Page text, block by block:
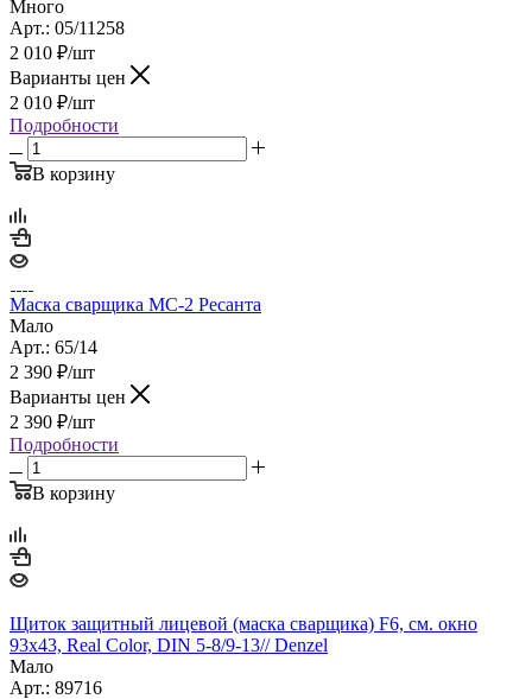
Много
Арт.: 05/11258
2 010 ₽/шт
Варианты цен
2 010 ₽/шт
Подробности
В корзину
Маска сварщика МС-2 Ресанта
Мало
Арт.: 65/14
2 390 ₽/шт
Варианты цен
2 390 ₽/шт
Подробности
В корзину
Щиток защитный лицевой (маска сварщика) F6, см. окно
93х43, Real Color, DIN 5-8/9-13// Denzel
Мало
Арт.: 89716